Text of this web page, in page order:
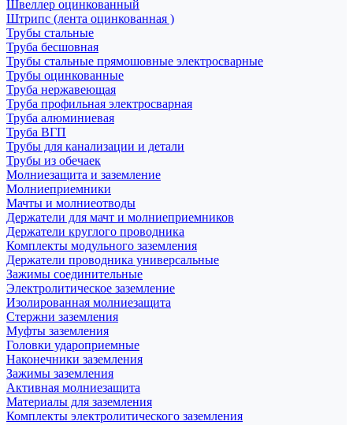
Швеллер оцинкованный
Штрипс (лента оцинкованная )
Трубы стальные
Труба бесшовная
Трубы стальные прямошовные электросварные
Трубы оцинкованные
Труба нержавеющая
Труба профильная электросварная
Труба алюминиевая
Труба ВГП
Трубы для канализации и детали
Трубы из обечаек
Молниезащита и заземление
Молниеприемники
Мачты и молниеотводы
Держатели для мачт и молниеприемников
Держатели круглого проводника
Комплекты модульного заземления
Держатели проводника универсальные
Зажимы соединительные
Электролитическое заземление
Изолированная молниезащита
Стержни заземления
Муфты заземления
Головки удароприемные
Наконечники заземления
Зажимы заземления
Активная молниезащита
Материалы для заземления
Комплекты электролитического заземления